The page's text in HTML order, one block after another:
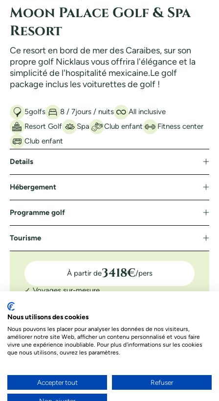
Moon Palace Golf & Spa
Resort
Ce resort en bord de mer des Caraibes, sur son
propre golf Nicklaus vous offrira l'élégance et la
simplicité de l'hospitalité mexicaine.Le golf
package inclus les voiturettes de golf !
5golfs 8 / 7jours / nuits
All inclusive
Resort Golf
Spa Club enfant
Fitness center
Club enfant
Details
Hébergement
Programme golf
Tourisme
À partir de3418€/pers
✓ Voyages sur-mesure
✓ Confirmation tee-time
DEMANDER UN DEVIS
Le prix indiqué ci-dessous est à titre informatif. Les prix
dépendent de différents facteurs. Le prix final de votre séjour
Nous utilisons des cookies
Nous pouvons les placer pour analyser les données de nos visiteurs,
améliorer notre site Web, afficher un contenu personnalisé et vous faire
vivre une expérience inoubliable. Pour plus d'informations sur les cookies
que nous utilisons, ouvrez les paramètres.
Accepter tout Refuser